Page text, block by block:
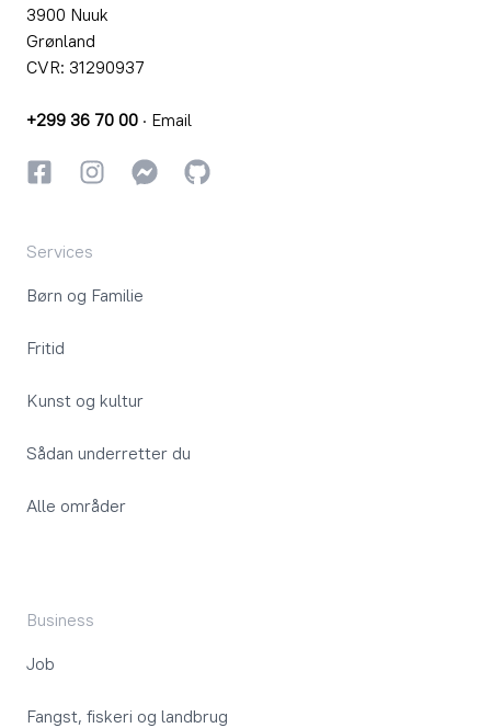
3900 Nuuk
Grønland
CVR: 31290937
+299 36 70 00 · Email
FacebookInstagramInstagram
GitHub
Services
Børn og Familie
Fritid
Kunst og kultur
Sådan underretter du
Alle områder
Business
Job
Fangst, fiskeri og landbrug